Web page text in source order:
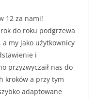
12 za nami!
do roku podgrzewa
my jako użytkownicy
i
przyzwyczaił nas do
kroków a przy tym
adaptowane